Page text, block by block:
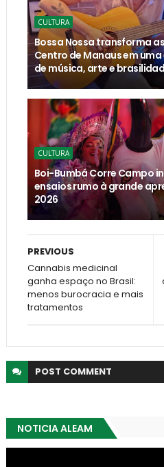
CULTURA
Bossa Nossa transforma
Centro de Manaus em
de música, arte e
CULTURA
Boi-Bumbá Corre Campo
ensaios rumo à grande
2026
PREVIOUS
Cannabis medicinal
ganha espaço no Brasil:
menos burocracia e mais
tratamentos
POST COMMENT
NOTICIA ALEAM